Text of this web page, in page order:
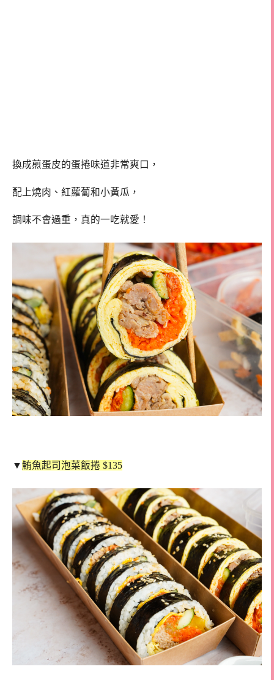
換成煎蛋皮的蛋捲味道非常爽口，
配上燒肉、紅蘿蔔和小黃瓜，
調味不會過重，真的一吃就愛！
▼鮪魚起司泡菜飯捲 $135